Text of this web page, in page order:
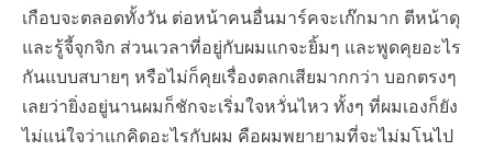
เกือบจะตลอดทั้งวัน ต่อหน้าคนอื่นมาร์คจะเก๊กมาก ตีหน้าดุ
และรู้จี้จุกจิก ส่วนเวลาที่อยู่กับผมแกจะยิ้มๆ และพูดคุยอะไร
กันแบบสบายๆ หรือไม่ก็คุยเรื่องตลกเสียมากกว่า บอกตรงๆ
เลยว่ายิ่งอยู่นานผมก็ชักจะเริ่มใจหวั่นไหว ทั้งๆ ที่ผมเองก็ยัง
ไม่แน่ใจว่าแกคิดอะไรกับผม คือผมพยายามที่จะไม่มโนไป